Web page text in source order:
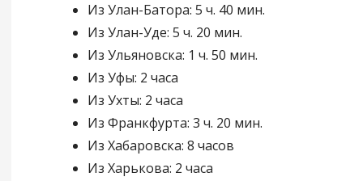
Из Улан-Батора: 5 ч. 40 мин.
Из Улан-Уде: 5 ч. 20 мин.
Из Ульяновска: 1 ч. 50 мин.
Из Уфы: 2 часа
Из Ухты: 2 часа
Из Франкфурта: 3 ч. 20 мин.
Из Хабаровска: 8 часов
Из Харькова: 2 часа